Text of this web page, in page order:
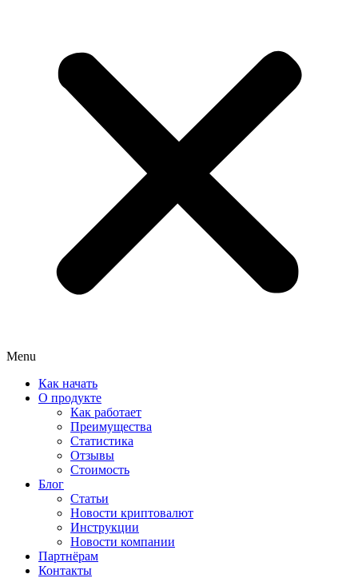
Menu
Как начать
О продукте
Как работает
Преимущества
Статистика
Отзывы
Стоимость
Блог
Статьи
Новости криптовалют
Инструкции
Новости компании
Партнёрам
Контакты